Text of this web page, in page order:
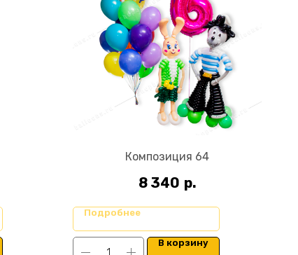
Композиция 64
8 340 р.
Подробнее
В корзину